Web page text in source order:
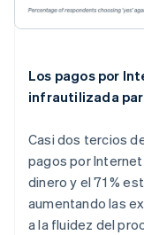
Los pagos por
infrautilizada
Casi dos tercios
pagos por
dinero y el 71 %
aumentando las
a la fluidez del